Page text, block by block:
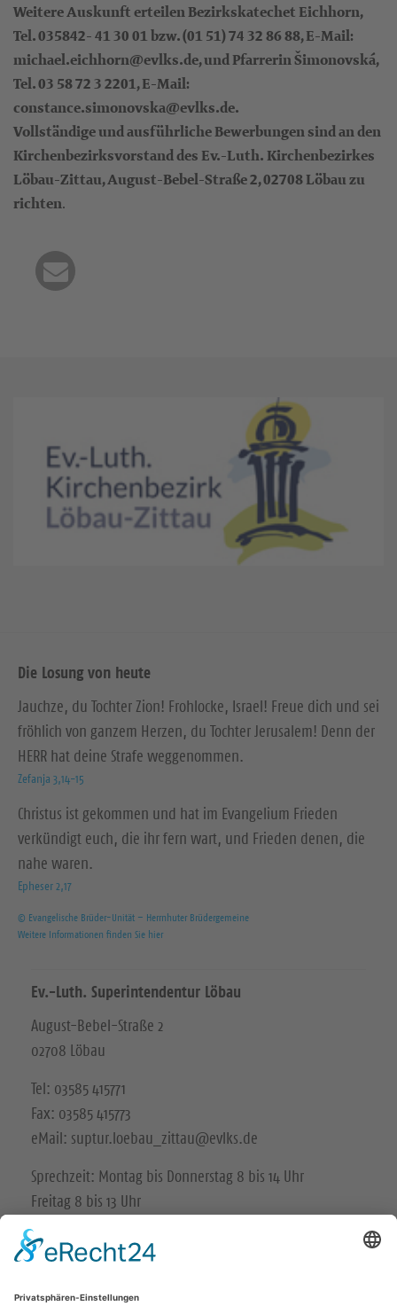
Weitere Auskunft erteilen Bezirkskatechet Eichhorn,
Tel. 035842- 41 30 01 bzw. (01 51) 74 32 86 88, E-Mail:
michael.eichhorn@evlks.de, und Pfarrerin Šimonovská,
Tel. 03 58 72 3 2201, E-Mail:
constance.simonovska@evlks.de.
Vollständige und ausführliche Bewerbungen sind an den
Kirchenbezirksvorstand des Ev.-Luth.Kirchenbezirkes
Löbau-Zittau, August-Bebel-Straße 2, 02708 Löbau zu
richten.
Die Losung von heute
Jauchze, du Tochter Zion! Frohlocke, Israel! Freue dich und sei
fröhlich von ganzem Herzen, du Tochter Jerusalem! Denn der
HERR hat deine Strafe weggenommen.
Zefanja 3,14-15
Christus ist gekommen und hat im Evangelium Frieden
verkündigt euch, die ihr fern wart, und Frieden denen, die
nahe waren.
Epheser 2,17
© Evangelische Brüder-Unität – Herrnhuter Brüdergemeine
Weitere Informationen finden Sie hier
Ev.-Luth. Superintendentur Löbau
August-Bebel-Straße 2
02708 Löbau
Tel: 03585 415771
Fax: 03585 415773
eMail: suptur.loebau_zittau@evlks.de
Sprechzeit: Montag bis Donnerstag 8 bis 14 Uhr
Freitag 8 bis 13 Uhr